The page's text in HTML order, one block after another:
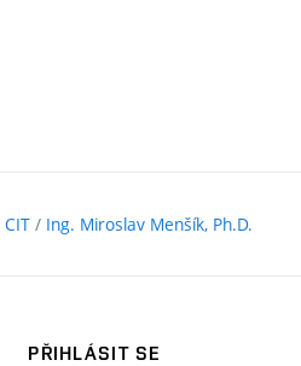
CIT / Ing. Miroslav Menšík, Ph.D.
PŘIHLÁSIT SE